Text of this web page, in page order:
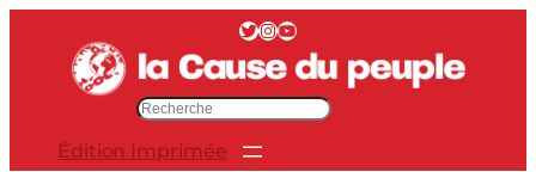
contenu
Twitter InstagramYouTube
Édition Imprimée